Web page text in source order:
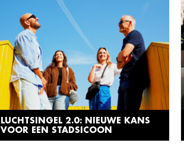
LUCHTSINGEL 2.0: NIEUWE KANS
VOOR EEN STADSICOON